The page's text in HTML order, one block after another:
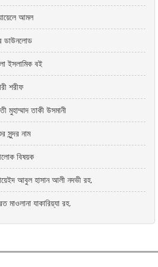
আমল
ডাউনলোড
ইসলামিক বই
শরীফ
মুহাম্মাদ তাকী উসমানী
সুন্দর নাম
বিষয়ক
আবুল হাসান আলী নদভী রহ.
মাওলানা যাকারিয়্যা রহ.